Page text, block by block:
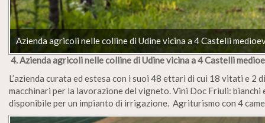
Azienda agricoli nelle colline di Udine vicina a 4 Castelli
4. Azienda agricoli nelle colline di Udine vicina a 4 Castelli
L’azienda curata ed estesa con i suoi 48 ettari di cui 18 vitati e
macchinari per la lavorazione del vigneto. Vini Doc Friuli: bianchi
disponibile per un impianto di irrigazione. Agriturismo con 4